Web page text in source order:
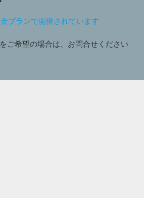
プランで開催されています
ご希望の場合は、お問合せください